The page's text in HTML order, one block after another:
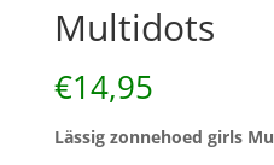
Multidots
€14,95
Lässig zonnehoed girls